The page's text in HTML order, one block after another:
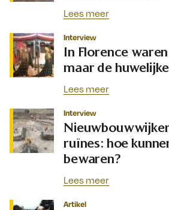
Lees meer
Interview
In Florence
maar de
Lees meer
Interview
ruïnes: hoe
bewaren?
Lees meer
Artikel